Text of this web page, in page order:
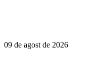
09 de agost de 2026